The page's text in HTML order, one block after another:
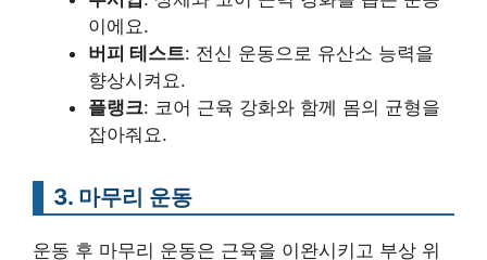
이에요.
버피 테스트: 전신 운동으로 유산소 능력을
향상시켜요.
플랭크: 코어 근육 강화와 함께 몸의 균형을
잡아줘요.
3. 마무리 운동
운동 후 마무리 운동은 근육을 이완시키고 부상 위